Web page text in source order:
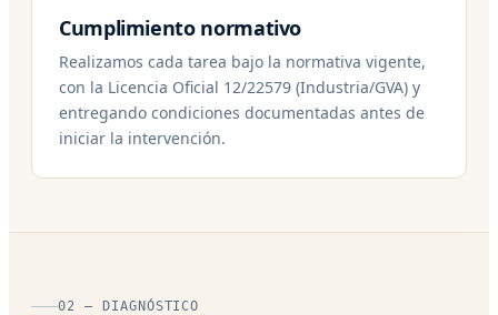
Cumplimiento normativo
Realizamos cada tarea bajo la normativa vigente,
con la Licencia Oficial 12/22579 (Industria/GVA) y
entregando condiciones documentadas antes de
iniciar la intervención.
02 — DIAGNÓSTICO